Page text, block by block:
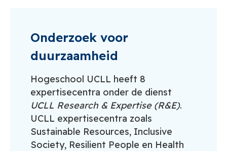
Onderzoek voor
duurzaamheid
Hogeschool UCLL heeft 8
expertisecentra onder de dienst
UCLL Research & Expertise (R&E).
UCLL expertisecentra zoals
Sustainable Resources, Inclusive
Society, Resilient People en Health